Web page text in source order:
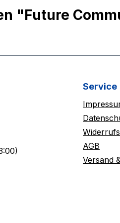
"Future
Service
AGB
Versand